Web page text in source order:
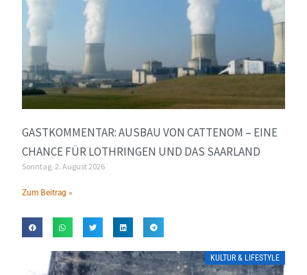
GASTKOMMENTAR: AUSBAU VON CATTENOM – EINE
CHANCE FÜR LOTHRINGEN UND DAS SAARLAND
Sonntag, 2. August 2026
Zum Beitrag »
KULTUR & LIFESTYLE